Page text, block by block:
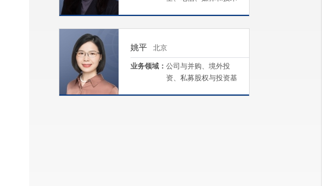
姚平 北京
业务领域： 公司与并购、境外投
资、私募股权与投资基